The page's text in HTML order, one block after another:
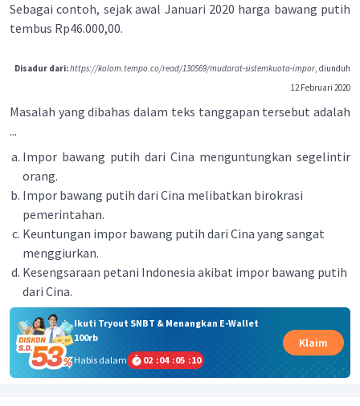
Sebagai contoh, sejak awal Januari 2020 harga bawang putih
tembus Rp46.000,00.
Disadur dari:https://kolom.tempo.co/read/130569/mudarat-sistemkuota-impor, diunduh
12 Februari 2020
Masalah yang dibahas dalam teks tanggapan tersebut adalah
...
Impor bawang putih dari Cina menguntungkan segelintir
orang.
Impor bawang putih dari Cina melibatkan birokrasi
pemerintahan.
Keuntungan impor bawang putih dari Cina yang sangat
menggiurkan.
Kesengsaraan petani Indonesia akibat impor bawang putih
dari Cina.
Ikuti Tryout SNBT & Menangkan E-Wallet
100rb
Habis dalam
02 :04 :05 :10
Klaim